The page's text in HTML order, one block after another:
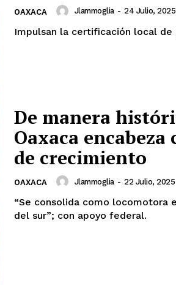
Nosotros
Contacto
OAXACA Jlammoglia - 24 Julio, 2025
Impulsan la certificación local de
De manera
Oaxaca encabeza
de crecimiento
OAXACA Jlammoglia - 22 Julio, 2025
“Se consolida como locomotora
del sur”; con apoyo federal.